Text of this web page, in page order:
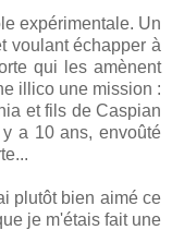
expérimentale. Un
voulant échapper à
qui les amènent
illico une mission :
et fils de Caspian
a 10 ans, envoûté
plutôt bien aimé ce
je m'étais fait une